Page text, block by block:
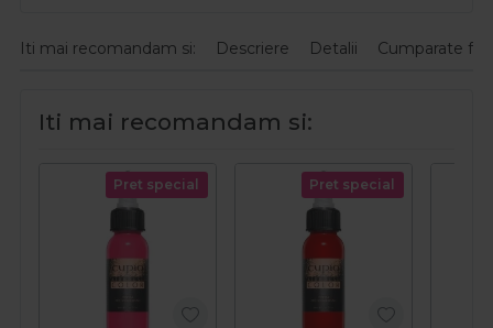
Iti mai recomandam si: Descriere Detalii Cumparate
Iti mai recomandam si:
Pret special Pret special